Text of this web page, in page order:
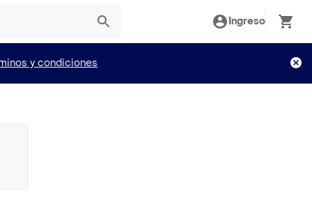
Ingreso
y condiciones